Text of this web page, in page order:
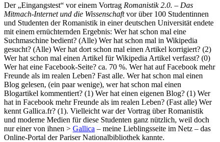
Der „Eingangstest“ vor einem Vortrag Romanistik 2.0. – Das
Mitmach-Internet und die Wissenschaftvor über 100 Studentinnen
und Studenten der Romanistik in einer deutschen Universität endete
mit einem ernüchternden Ergebnis: Wer hat schon mal eine
Suchmaschine bedient? (Alle) Wer hat schon mal in Wikipedia
gesucht? (Alle) Wer hat dort schon mal einen Artikel korrigiert? (2)
Wer hat schon mal einen Artikel für Wikipedia Artikel verfasst? (0)
Wer hat eine Facebook-Seite? ca. 70 %. Wer hat auf Facebook mehr
Freunde als im realen Leben? Fast alle. Wer hat schon mal einen
Blog gelesen, (ein paar wenige), wer hat schon mal einen
Blogartikel kommentiert? (1) Wer hat einen eigenen Blog? (1) Wer
hat in Facebook mehr Freunde als im realen Leben? (Fast alle) Wer
kennt Gallica.fr? (1). Vielleicht war der Vortrag über Romanistik
und moderne Medien für diese Studenten ganz nützlich, weil doch
nur einer von ihnen > Gallica – meine Lieblingsseite im Netz – das
Online-Portal der Pariser Nationalbibliothek kannte.